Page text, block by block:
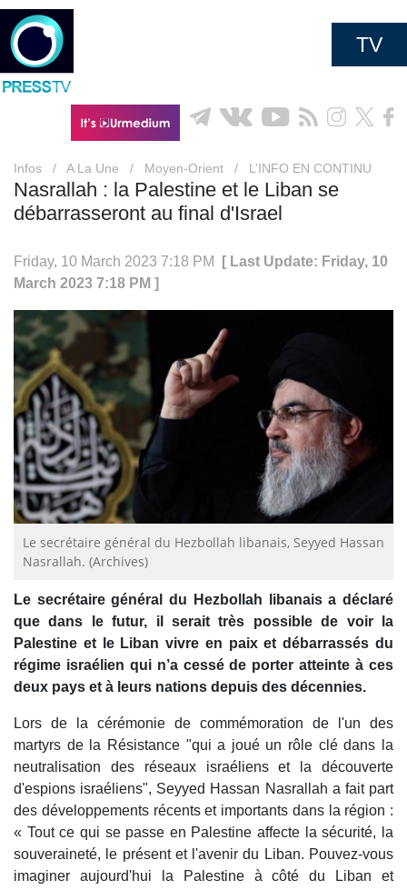
TV
Infos / A La Une / Moyen-Orient / L’INFO EN CONTINU
Nasrallah : la Palestine et le Liban se
débarrasseront au final d'Israel
Friday, 10 March 2023 7:18 PM
[ Last Update: Friday, 10
March 2023 7:18 PM ]
Le secrétaire général du Hezbollah libanais, Seyyed Hassan
Nasrallah. (Archives)
Le secrétaire général du Hezbollah libanais a déclaré
que dans le futur, il serait très possible de voir la
Palestine et le Liban vivre en paix et débarrassés du
régime israélien qui n’a cessé de porter atteinte à ces
deux pays et à leurs nations depuis des décennies.
Lors de la cérémonie de commémoration de l'un des
martyrs de la Résistance "qui a joué un rôle clé dans la
neutralisation des réseaux israéliens et la découverte
d'espions israéliens", Seyyed Hassan Nasrallah a fait part
des développements récents et importants dans la région :
« Tout ce qui se passe en Palestine affecte la sécurité, la
souveraineté, le présent et l'avenir du Liban. Pouvez-vous
imaginer aujourd'hui la Palestine à côté du Liban et